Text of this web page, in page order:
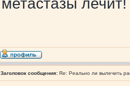
Заголовок сообщения: Re: Реально ли вылечить